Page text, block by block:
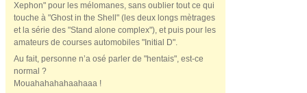
Xephon" pour les mélomanes, sans oublier tout ce qui
touche à "Ghost in the Shell" (les deux longs mètrages
et la série des "Stand alone complex"), et puis pour les
amateurs de courses automobiles "Initial D".
Au fait, personne n’a osé parler de "hentais", est-ce
normal ?
Mouahahahahaahaaa !